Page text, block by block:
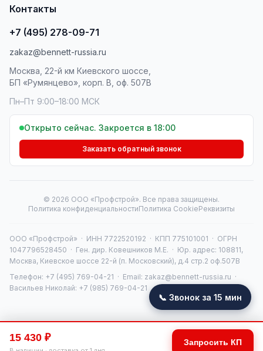
📞 Звонок Получить КП
15 430 ₽ Запросить КП
Контакты
+7 (495) 278-09-71
zakaz@bennett-russia.ru
Москва, 22-й км Киевского шоссе,
БП «Румянцево», корп. В, оф. 507В
Пн–Пт 9:00–18:00 МСК
Открыто сейчас. Закроется в 18:00
Заказать обратный звонок
© 2026 ООО «Профстрой». Все права защищены.
Политика конфиденциальностиПолитика CookieРеквизиты
ООО «Профстрой» · ИНН 7722520192 · КПП 775101001 · ОГРН
1047796528450 · Ген. дир. Ковешников М.Е. · Юр. адрес: 108811,
Москва, Киевское шоссе 22-й (п. Московский), д.4 стр.2 оф.507В
Телефон: +7 (495) 769-04-21 · Email: zakaz@bennett-russia.ru ·
Васильев Николай: +7 (985) 769-04-21
📞 Звонок за 15 мин